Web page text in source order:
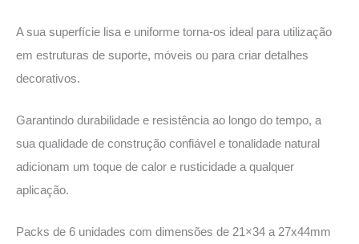
A sua superfície lisa e uniforme torna-os ideal para utilização
em estruturas de suporte, móveis ou para criar detalhes
decorativos.
Garantindo durabilidade e resistência ao longo do tempo, a
sua qualidade de construção confiável e tonalidade natural
adicionam um toque de calor e rusticidade a qualquer
aplicação.
Packs de 6 unidades com dimensões de 21×34 a 27x44mm